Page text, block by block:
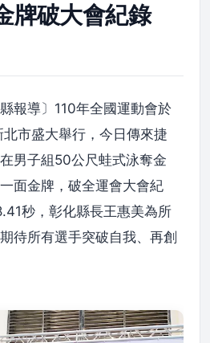
牌破大會紀錄
報導〕110年全國運動會於
市盛大舉行，今日傳來捷
男子組50公尺蛙式泳奪金
面金牌，破全運會大會紀
秒，彰化縣長王惠美為所
待所有選手突破自我、再創